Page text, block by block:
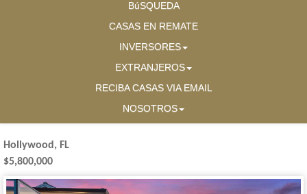
BúSQUEDA
CASAS EN REMATE
INVERSORES
EXTRANJEROS
RECIBA CASAS VIA EMAIL
NOSOTROS
Hollywood, FL
$5,800,000